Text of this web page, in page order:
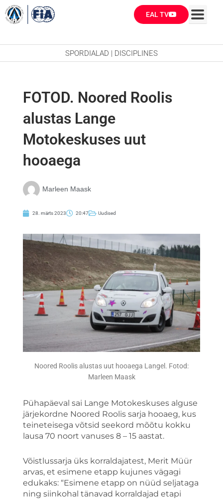
Skip
to
EAL TV
SPORDIALAD | DISCIPLINES
FOTOD. Noored Roolis
alustas Lange
Motokeskuses uut
hooaega
Marleen Maask
28. märts 2023 20:47 Uudised
Noored Roolis alustas uut hooaega Langel. Fotod:
Marleen Maask
Pühapäeval sai Lange Motokeskuses alguse
järjekordne Noored Roolis sarja hooaeg, kus
teineteisega võtsid seekord mõõtu kokku
lausa 70 noort vanuses 8 – 15 aastat.
Võistlussarja üks korraldajatest, Merit Müür
arvas, et esimene etapp kujunes vägagi
edukaks: “Esimene etapp on nüüd seljataga
ning siinkohal tänavad korraldajad etapi